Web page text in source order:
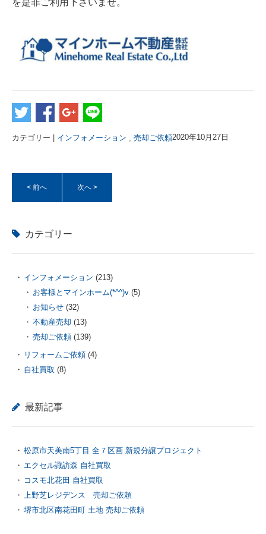
カテゴリー | インフォメーション 売却ご依頼2020年10月27日
< 前へ 次へ >
カテゴリー
インフォメーション (213)
お客様とマインホーム(*^^)v (5)
お知らせ (32)
不動産売却 (13)
売却ご依頼 (139)
リフォームご依頼 (4)
自社買取 (8)
最新記事
松原市天美南5丁目 全７区画 新規分譲プロジェクト
エクセル諏訪森 自社買取
コスモ北花田 自社買取
上野芝レジデンス 売却ご依頼
堺市北区南花田町 土地 売却ご依頼